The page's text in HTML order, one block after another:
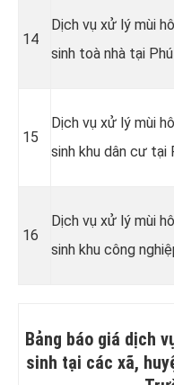
14
Dịch vụ xử lý mùi
sinh toà nhà tại
15
Dịch vụ xử lý mùi
sinh khu dân cư tại
16
Dịch vụ xử lý mùi
sinh khu công
Bảng báo giá dịch
sinh tại các xã,